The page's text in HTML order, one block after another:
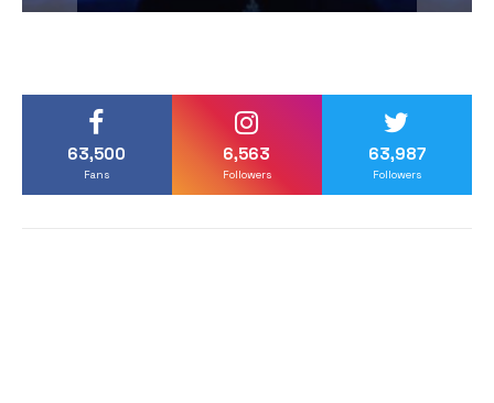
63,500
Fans
6,563
Followers
63,987
Followers